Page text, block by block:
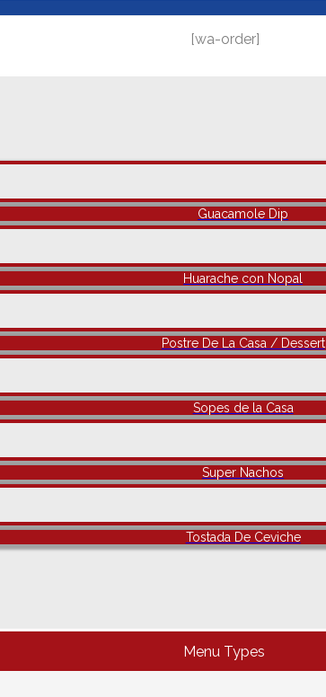
[wa-order]
Guacamole Dip
Huarache con Nopal
Postre De La Casa / Dessert
Sopes de la Casa
Super Nachos
Tostada De Ceviche
Menu Types